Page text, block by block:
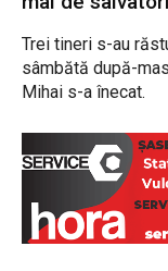
Trei tineri s-au
sâmbătă după-
Mihai s-a înecat.